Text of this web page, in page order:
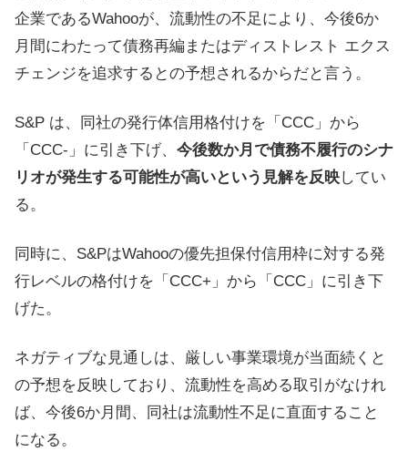
企業であるWahooが、流動性の不足により、今後6か
月間にわたって債務再編またはディストレスト エクス
チェンジを追求するとの予想されるからだと言う。
S&P は、同社の発行体信用格付けを「CCC」から
「CCC-」に引き下げ、 今後数か月で債務不履行のシナ
リオが発生する可能性が高いという見解を反映してい
る。
同時に、S&PはWahooの優先担保付信用枠に対する発
行レベルの格付けを「CCC+」から「CCC」に引き下
げた。
ネガティブな見通しは、厳しい事業環境が当面続くと
の予想を反映しており、流動性を高める取引がなけれ
ば、今後6か月間、同社は流動性不足に直面すること
になる。